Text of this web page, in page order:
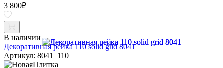
3 800₽
В наличии
Декоративная рейка 110 solid grid 8041
Артикул: 8041_110